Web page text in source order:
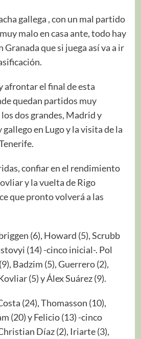
gallega , con un mal partido
malo en casa ante, todo hay
Granada que si juega así va a ir
afrontar el final de esta
quedan partidos muy
dos grandes, Madrid y
en Lugo y la visita de la
confiar en el rendimiento
y la vuelta de Rigo
que pronto volverá a las
(6), Howard (5), Scrubb
(14) -cinco inicial-. Pol
Badzim (5), Guerrero (2),
(5) y Álex Suárez (9).
(24), Thomasson (10),
(20) y Felicio (13) -cinco
Díaz (2), Iriarte (3),